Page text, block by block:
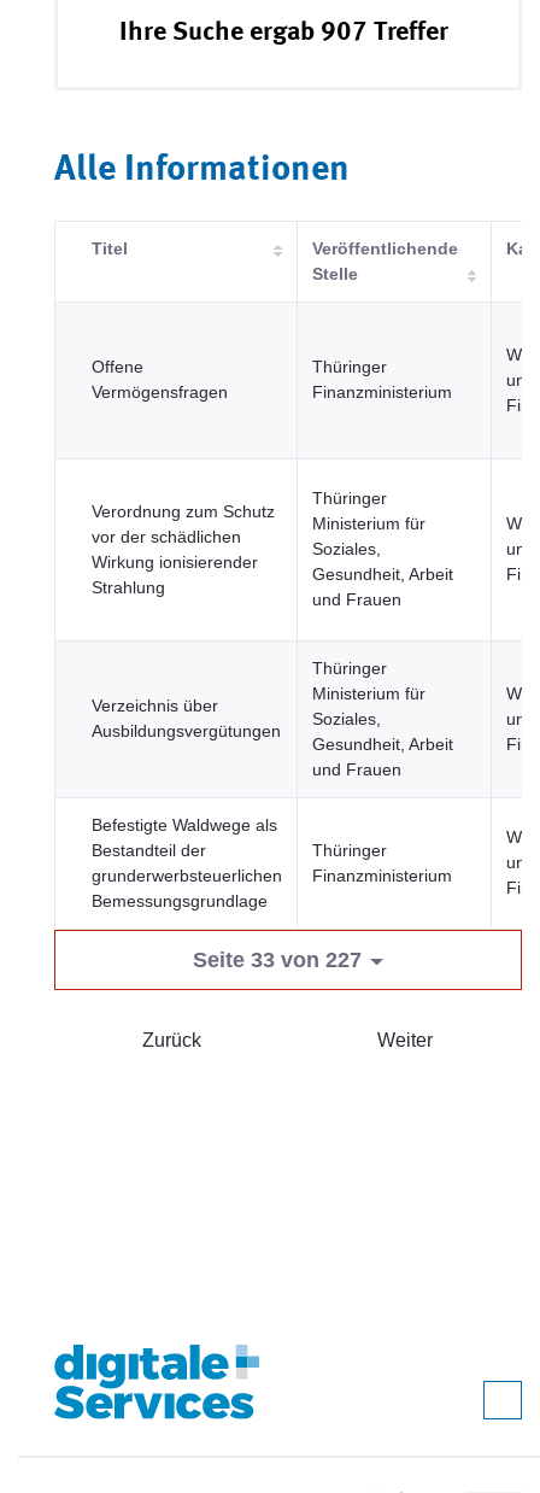
Ihre Suche ergab 907 Treffer
Alle Informationen
Titel
Veröffentlichende
Stelle
Offene
Vermögensfragen
Thüringer
Finanzministerium
und
Verordnung zum Schutz
vor der schädlichen
Wirkung ionisierender
Strahlung
Thüringer
Ministerium für
Soziales,
Gesundheit, Arbeit
und Frauen
und
Verzeichnis über
Ausbildungsvergütungen
Thüringer
Ministerium für
Soziales,
Gesundheit, Arbeit
und Frauen
und
Befestigte Waldwege als
Bestandteil der
grunderwerbsteuerlichen
Bemessungsgrundlage
Thüringer
Finanzministerium
und
Seite 33 von 227
Zurück Weiter